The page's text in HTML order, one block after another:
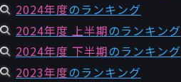
2024年度のランキング
2024年度 上半期のランキング
2024年度 下半期のランキング
2023年度のランキング